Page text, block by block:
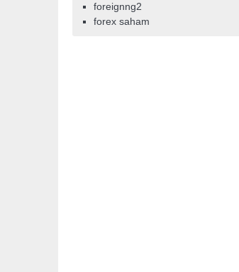
foreignng2
forex saham